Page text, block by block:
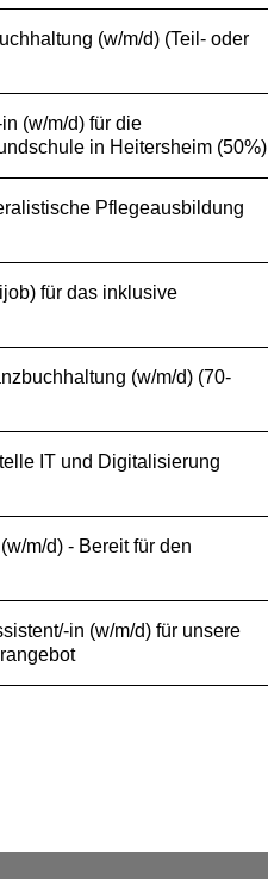
(w/m/d) (Teil- oder
(w/m/d) für die
in Heitersheim (50%)
Pflegeausbildung
für das inklusive
(w/m/d) (70-
IT und Digitalisierung
m/d) - Bereit für den
in (w/m/d) für unsere